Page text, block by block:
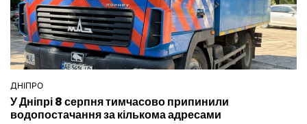
ОПУБЛІКУВАТИ
У
ДНІПРО
У Дніпрі 8 серпня тимчасово припинили
водопостачання за кількома адресами